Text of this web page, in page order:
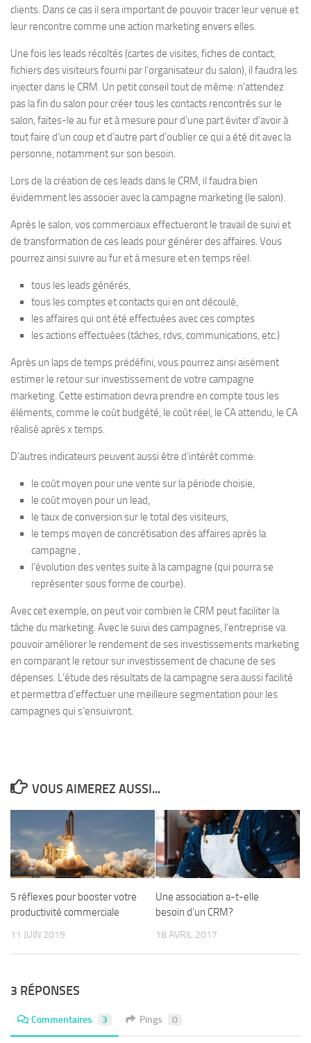
clients. Dans ce cas il sera important de pouvoir tracer leur venue et
leur rencontre comme une action marketing envers elles.
Une fois les leads récoltés (cartes de visites, fiches de contact,
fichiers des visiteurs fourni par l’organisateur du salon), il faudra les
injecter dans le CRM. Un petit conseil tout de même: n’attendez
pas la fin du salon pour créer tous les contacts rencontrés sur le
salon, faites-le au fur et à mesure pour d’une part éviter d’avoir à
tout faire d’un coup et d’autre part d’oublier ce qui a été dit avec la
personne, notamment sur son besoin.
Lors de la création de ces leads dans le CRM, il faudra bien
évidemment les associer avec la campagne marketing (le salon).
Après le salon, vos commerciaux effectueront le travail de suivi et
de transformation de ces leads pour générer des affaires. Vous
pourrez ainsi suivre au fur et à mesure et en temps réel:
tous les leads générés,
tous les comptes et contacts qui en ont découlé,
les affaires qui ont été effectuées avec ces comptes
les actions effectuées (tâches, rdvs, communications, etc.)
Après un laps de temps prédéfini, vous pourrez ainsi aisément
estimer le retour sur investissement de votre campagne
marketing. Cette estimation devra prendre en compte tous les
éléments, comme le coût budgété, le coût réel, le CA attendu, le CA
réalisé après x temps.
D’autres indicateurs peuvent aussi être d’intérêt comme:
le coût moyen pour une vente sur la période choisie,
le coût moyen pour un lead,
le taux de conversion sur le total des visiteurs,
le temps moyen de concrétisation des affaires après la
campagne ,
l’évolution des ventes suite à la campagne (qui pourra se
représenter sous forme de courbe).
Avec cet exemple, on peut voir combien le CRM peut faciliter la
tâche du marketing. Avec le suivi des campagnes, l’entreprise va
pouvoir améliorer le rendement de ses investissements marketing
en comparant le retour sur investissement de chacune de ses
dépenses. L’étude des résultats de la campagne sera aussi facilité
et permettra d’effectuer une meilleure segmentation pour les
campagnes qui s’ensuivront.
VOUS AIMEREZ AUSSI...
5 réflexes pour booster votre
productivité commerciale
11 JUIN 2019
Une association a-t-elle
besoin d’un CRM?
18 AVRIL 2017
3 RÉPONSES
Commentaires 3 Pings 0